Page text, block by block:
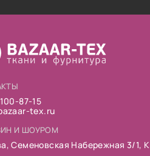
87-15
tex.ru
И ШОУРОМ
Семеновская Набережная 3/1, К